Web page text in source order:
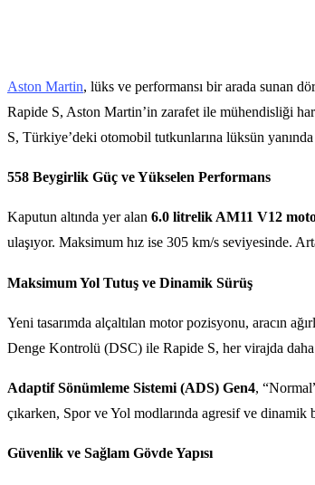
Aston Martin, lüks ve performansı bir arada sunan
Rapide S, Aston Martin’in zarafet ile mühendisliği
S, Türkiye’deki otomobil tutkunlarına lüksün
558 Beygirlik Güç ve Yükselen Performans
Kaputun altında yer alan 6.0 litrelik AM11 V12
ulaşıyor. Maksimum hız ise 305 km/s seviyesinde.
Maksimum Yol Tutuş ve Dinamik Sürüş
Yeni tasarımda alçaltılan motor pozisyonu, aracın
Denge Kontrolü (DSC) ile Rapide S, her virajda
Adaptif Sönümleme Sistemi (ADS) Gen4,
çıkarken, Spor ve Yol modlarında agresif ve dinamik
Güvenlik ve Sağlam Gövde Yapısı